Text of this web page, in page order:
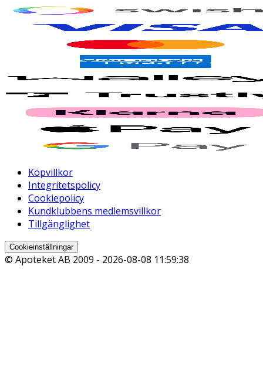
Köpvillkor
Integritetspolicy
Cookiepolicy
Kundklubbens medlemsvillkor
Tillgänglighet
Cookieinställningar
© Apoteket AB 2009 - 2026-08-08 11:59:38